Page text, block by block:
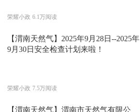
荣耀小政 6.1万阅读
【渭南天然气】2025年9月28日--2025年
9月30日安全检查计划来啦！
荣耀小政 7.5万阅读
【渭南天然气】渭南市天然气有限公